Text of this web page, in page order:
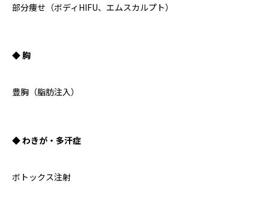
部分痩せ（ボディHIFU、エムスカルプト）
◆ 胸
豊胸（脂肪注入）
◆ わきが・多汗症
ボトックス注射